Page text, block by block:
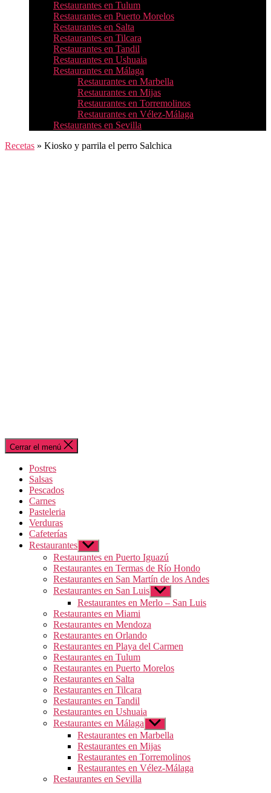
Restaurantes en Tulum
Restaurantes en Puerto Morelos
Restaurantes en Salta
Restaurantes en Tilcara
Restaurantes en Tandil
Restaurantes en Ushuaia
Restaurantes en Málaga
Restaurantes en Marbella
Restaurantes en Mijas
Restaurantes en Torremolinos
Restaurantes en Vélez-Málaga
Restaurantes en Sevilla
Recetas » Kiosko y parrila el perro Salchica
Cerrar el menú
Postres
Salsas
Pescados
Carnes
Pasteleria
Verduras
Cafeterías
Restaurantes Mostrar
el
submenú
Restaurantes en Puerto Iguazú
Restaurantes en Termas de Río Hondo
Restaurantes en San Martín de los Andes
Restaurantes en San Luis Mostrar
el
submenú
Restaurantes en Merlo – San Luis
Restaurantes en Miami
Restaurantes en Mendoza
Restaurantes en Orlando
Restaurantes en Playa del Carmen
Restaurantes en Tulum
Restaurantes en Puerto Morelos
Restaurantes en Salta
Restaurantes en Tilcara
Restaurantes en Tandil
Restaurantes en Ushuaia
Restaurantes en Málaga Mostrar
el
submenú
Restaurantes en Marbella
Restaurantes en Mijas
Restaurantes en Torremolinos
Restaurantes en Vélez-Málaga
Restaurantes en Sevilla